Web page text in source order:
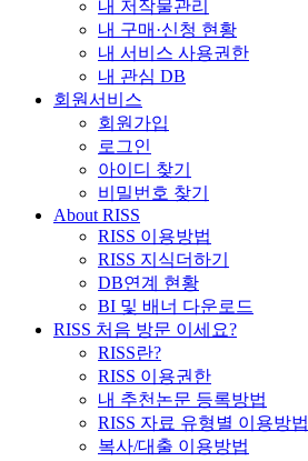
내 저작물관리
내 구매·신청 현황
내 서비스 사용권한
내 관심 DB
회원서비스
회원가입
로그인
아이디 찾기
비밀번호 찾기
About RISS
RISS 이용방법
RISS 지식더하기
DB연계 현황
BI 및 배너 다운로드
RISS 처음 방문 이세요?
RISS란?
RISS 이용권한
내 추천논문 등록방법
RISS 자료 유형별 이용방법
복사/대출 이용방법